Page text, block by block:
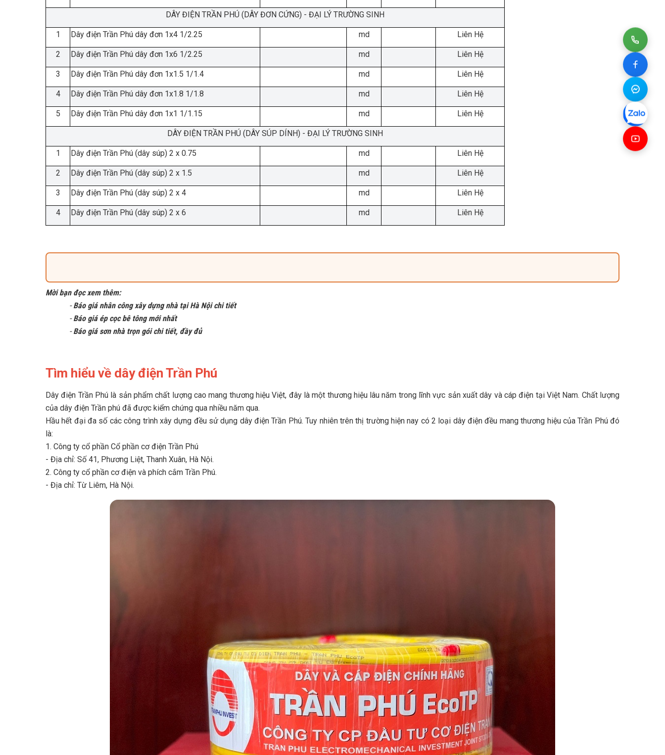
DÂY ĐIỆN TRẦN PHÚ (DÂY ĐƠN CỨNG) - ĐẠI LÝ TRƯỜNG SINH
1 Dây điện Trần Phú dây đơn 1x4 1/2.25 md Liên Hệ
2 Dây điện Trần Phú dây đơn 1x6 1/2.25 md Liên Hệ
3 Dây điện Trần Phú dây đơn 1x1.5 1/1.4 md Liên Hệ
4 Dây điện Trần Phú dây đơn 1x1.8 1/1.8 md Liên Hệ
5 Dây điện Trần Phú dây đơn 1x1 1/1.15 md Liên Hệ
DÂY ĐIỆN TRẦN PHÚ (DÂY SÚP DÍNH) - ĐẠI LÝ TRƯỜNG SINH
1 Dây điện Trần Phú (dây súp) 2 x 0.75 md Liên Hệ
2 Dây điện Trần Phú (dây súp) 2 x 1.5 md Liên Hệ
3 Dây điện Trần Phú (dây súp) 2 x 4 md Liên Hệ
4 Dây điện Trần Phú (dây súp) 2 x 6 md Liên Hệ
Mời bạn đọc xem thêm:
-Báo giá nhân công xây dựng nhà tại Hà Nội chi tiết
-Báo giá ép cọc bê tông mới nhất
-Báo giá sơn nhà trọn gói chi tiết, đầy đủ
Tìm hiểu về dây điện Trần Phú
Dây điện Trần Phú là sản phẩm chất lượng cao mang thương hiệu Việt, đây là một thương hiệu lâu năm trong lĩnh vực sản xuất dây và cáp điện tại Việt Nam. Chất lượng
của dây điện Trần phú đã được kiểm chứng qua nhiều năm qua.
Hầu hết đại đa số các công trình xây dựng đều sử dụng dây điện Trần Phú. Tuy nhiên trên thị trường hiện nay có 2 loại dây điện đều mang thương hiệu của Trần Phú đó
là:
1. Công ty cổ phần Cổ phần cơ điện Trần Phú
- Địa chỉ: Số 41, Phương Liệt, Thanh Xuân, Hà Nội.
2. Công ty cổ phần cơ điện và phích cắm Trần Phú.
- Địa chỉ: Từ Liêm, Hà Nội.